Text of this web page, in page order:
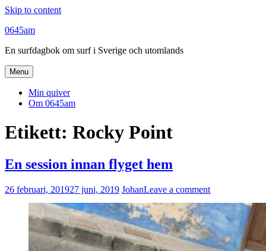
Skip to content
0645am
En surfdagbok om surf i Sverige och utomlands
Menu
Min quiver
Om 0645am
Etikett: Rocky Point
En session innan flyget hem
26 februari, 201927 juni, 2019 JohanLeave a comment